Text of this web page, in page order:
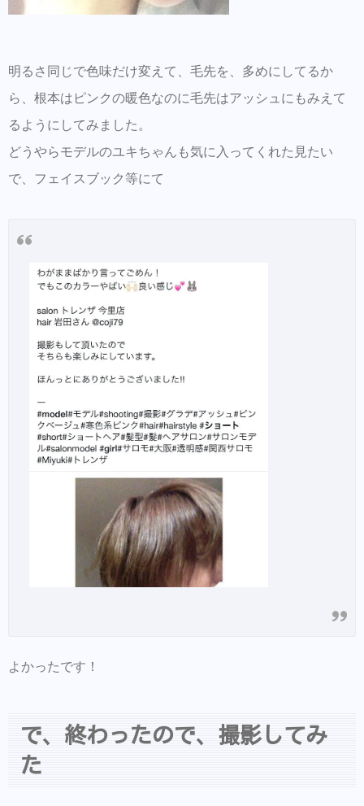
明るさ同じで色味だけ変えて、毛先を、多めにしてるか
ら、根本はピンクの暖色なのに毛先はアッシュにもみえて
るようにしてみました。
どうやらモデルのユキちゃんも気に入ってくれた見たい
で、フェイスブック等にて
よかったです！
で、終わったので、撮影してみ
た